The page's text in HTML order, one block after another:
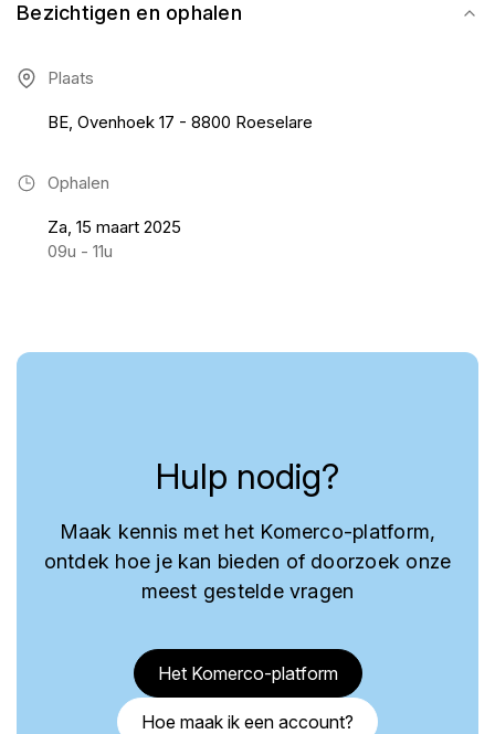
Bezichtigen en ophalen
Plaats
BE, Ovenhoek 17 - 8800 Roeselare
Ophalen
Za, 15 maart 2025
09u - 11u
Hulp nodig?
Maak kennis met het Komerco-platform,
ontdek hoe je kan bieden of doorzoek onze
meest gestelde vragen
Het Komerco-platform
Hoe maak ik een account?